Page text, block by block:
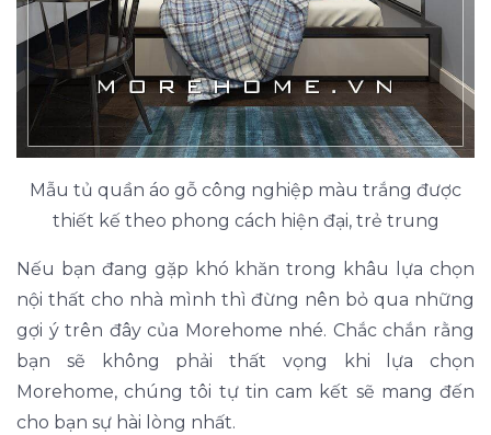
Mẫu tủ quần áo gỗ công nghiệp màu trắng được
thiết kế theo phong cách hiện đại, trẻ trung
Nếu bạn đang gặp khó khăn trong khâu lựa chọn
nội thất cho nhà mình thì đừng nên bỏ qua những
gợi ý trên đây của Morehome nhé. Chắc chắn rằng
bạn sẽ không phải thất vọng khi lựa chọn
Morehome, chúng tôi tự tin cam kết sẽ mang đến
cho bạn sự hài lòng nhất.